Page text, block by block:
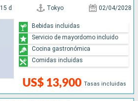
15 d Tokyo 02/04/2028
US$ 13,900 Tasas incluidas
Bebidas incluidas
Servicio de mayordomo incluido
Cocina gastronómica
Comidas incluidas